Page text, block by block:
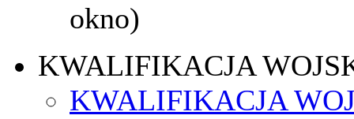
okno)
KWALIFIKACJA
KWALIFIKACJA